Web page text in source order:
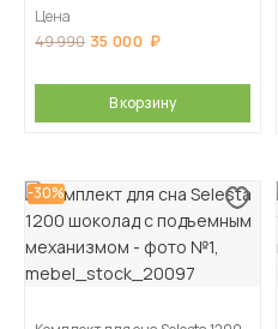
Цена
49 990 35 000
В корзину
-30%